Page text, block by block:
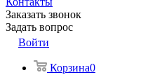
Заказать звонок
Задать вопрос
Войти
Корзина0